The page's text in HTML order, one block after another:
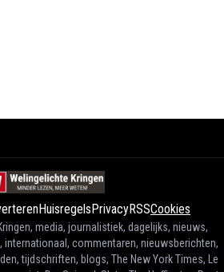
HuisregelsPrivacyRSSCookies
media, journalistiek, dagelijks, nieuws,
commentaren, nieuwsberichten,
tijdschriften, blogs, The New York Times, Le